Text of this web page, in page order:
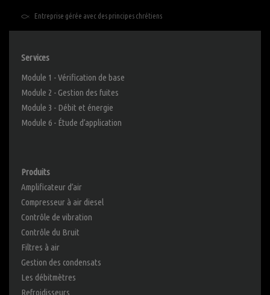
Entreprise gérée avec des principes chrétiens
Services
Module 1 - Vérification de base
Module 2 - Gestion des fuites
Module 3 - Débit et énergie
Module 6 - Étude d’application
Produits
Amplificateur d’air
Compresseur à air diesel
Contrôle de vibration
Contrôle du Bruit
Filtres à air
Gestion des condensats
Les débitmètres
Refroidisseurs